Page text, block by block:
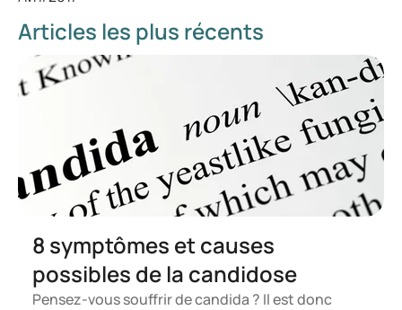
Articles les plus récents
8 symptômes et causes
possibles de la candidose
Pensez-vous souffrir de candida ? Il est donc